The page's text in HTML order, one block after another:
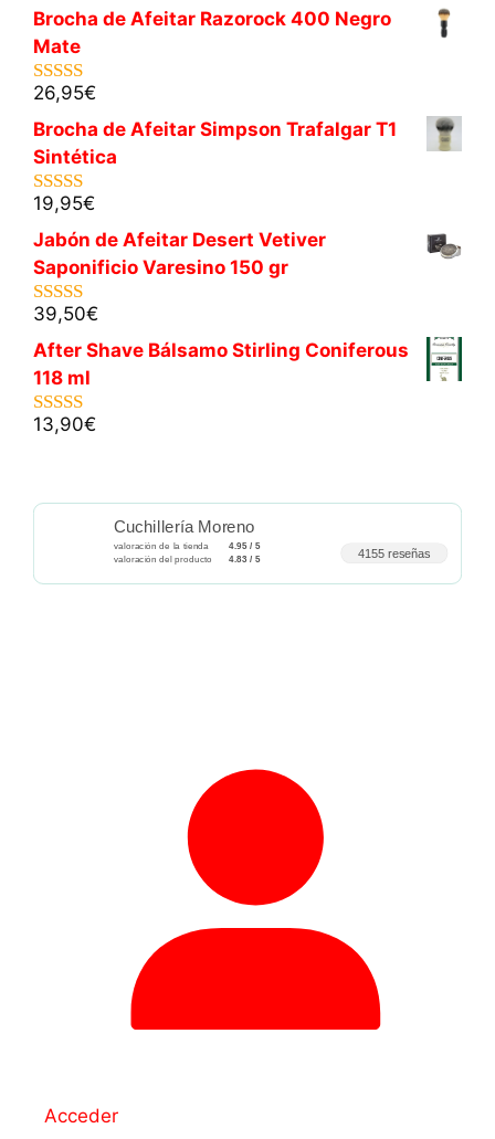
Brocha de Afeitar Razorock 400 Negro
Mate
5.00de 5
26,95€
Brocha de Afeitar Simpson Trafalgar T1
Sintética
5.00de 5
19,95€
Jabón de Afeitar Desert Vetiver
Saponificio Varesino 150 gr
5.00de 5
39,50€
After Shave Bálsamo Stirling Coniferous
118 ml
5.00de 5
13,90€
Cuchillería Moreno
valoración de la tienda
4.95 / 5
valoración del producto
4.83 / 5 4155 reseñas
Acceder